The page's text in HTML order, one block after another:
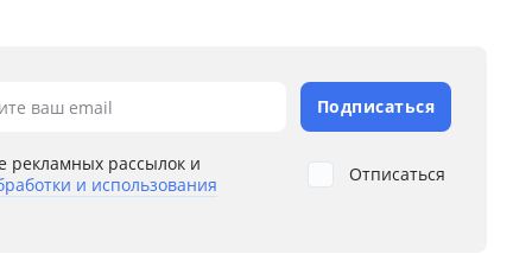
ваш email Подписаться
рекламных рассылок и
и использования
Отписаться